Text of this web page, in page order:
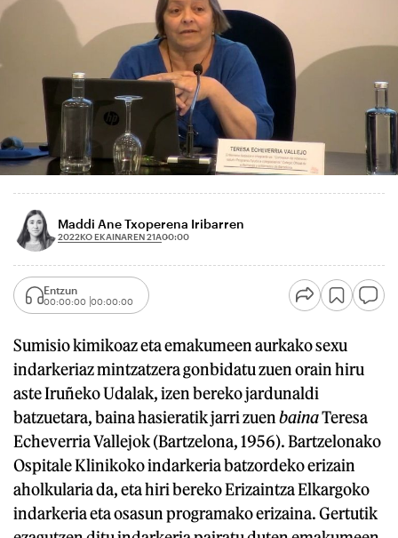
Maddi Ane Txoperena Iribarren
2022KO EKAINAREN 21A00:00
Entzun
00:00:00 00:00:00
Sumisio kimikoaz eta emakumeen aurkako sexu
indarkeriaz mintzatzera gonbidatu zuen orain hiru
aste Iruñeko Udalak, izen bereko jardunaldi
batzuetara, baina hasieratik jarri zuenbainaTeresa
Echeverria Vallejok (Bartzelona, 1956). Bartzelonako
Ospitale Klinikoko indarkeria batzordeko erizain
aholkularia da, eta hiri bereko Erizaintza Elkargoko
indarkeria eta osasun programako erizaina. Gertutik